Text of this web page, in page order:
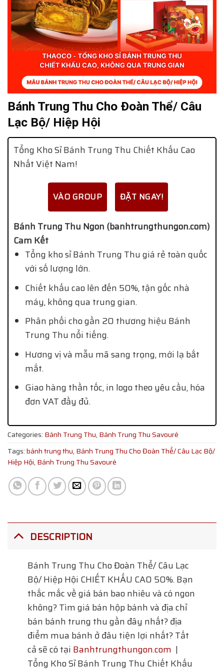
Bánh Trung Thu Cho Đoàn Thể/ Câu
Lạc Bộ/ Hiệp Hội
Tổng Kho Sỉ Bánh Trung Thu Chiết Khấu Cao
Nhất Việt Nam!
VÀO GROUP ĐẶT NGAY!
Bánh Trung Thu Ngon (banhtrungthungon.com)
Cam Kết
Tổng kho sỉ Bánh Trung Thu giá rẻ toàn quốc
với số lượng lớn.
Chiết khấu cao lên đến 50%, tận gốc nhà
máy, không qua trung gian.
Phân phối cho gần 20 thương hiệu Bánh
Trung Thu nổi tiếng.
Hương vị và mẫu mã sang trọng, mới lạ bắt
mắt.
Giao hàng thần tốc, in logo theo yêu cầu, hóa
đơn VAT đầy đủ.
Categories: Bánh Trung Thu, Bánh Trung Thu Savouré
Tags:bánh trung thu, Bánh Trung Thu Cho Đoàn Thể/ Câu Lạc Bộ/
Hiệp Hội, Bánh Trung Thu Savouré
DESCRIPTION
Bánh Trung Thu Cho Đoàn Thể/ Câu Lạc
Bộ/ Hiệp Hội CHIẾT KHẤU CAO 50%. Bạn
thắc mắc về giá bán bao nhiêu và có ngon
không? Tìm giá bán hộp bánh và địa chỉ
bán bánh trung thu gần đây nhất? địa
điểm mua bánh ở đâu tiện lợi nhất? Tất
cả sẽ có tại Banhtrungthungon.com |
Tổng Kho Sỉ Bánh Trung Thu Chiết Khấu